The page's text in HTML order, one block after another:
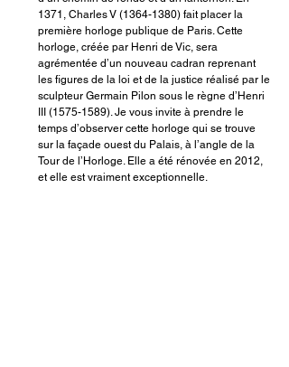
1371, Charles V (1364-1380) fait placer la
première horloge publique de Paris. Cette
horloge, créée par Henri de Vic, sera
agrémentée d’un nouveau cadran reprenant
les figures de la loi et de la justice réalisé par le
sculpteur Germain Pilon sous le règne d’Henri
III (1575-1589). Je vous invite à prendre le
temps d’observer cette horloge qui se trouve
sur la façade ouest du Palais, à l’angle de la
Tour de l’Horloge. Elle a été rénovée en 2012,
et elle est vraiment exceptionnelle.